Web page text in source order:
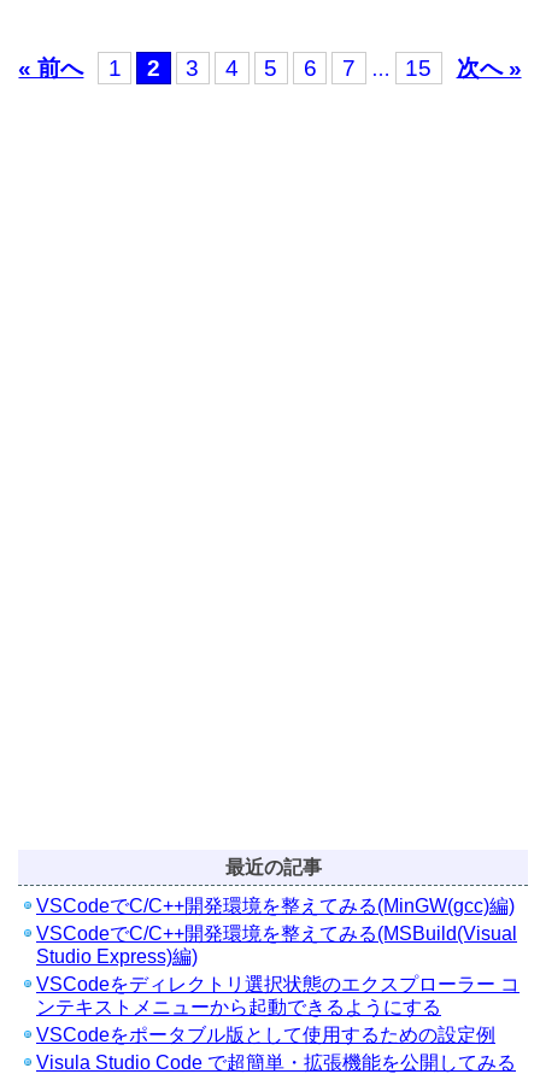
« 前へ 1 2 3 4 5 6 7 … 15 次へ »
最近の記事
VSCodeでC/C++開発環境を整えてみる(MinGW(gcc)編)
VSCodeでC/C++開発環境を整えてみる(MSBuild(Visual
Studio Express)編)
VSCodeをディレクトリ選択状態のエクスプローラー コ
ンテキストメニューから起動できるようにする
VSCodeをポータブル版として使用するための設定例
Visula Studio Code で超簡単・拡張機能を公開してみる